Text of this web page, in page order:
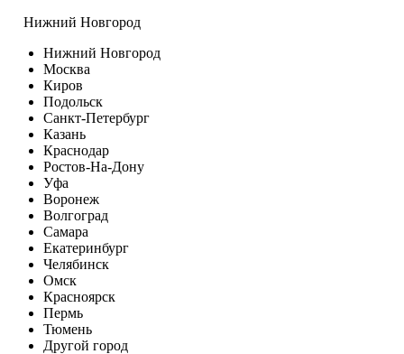
Нижний Новгород
Нижний Новгород
Москва
Киров
Подольск
Санкт-Петербург
Казань
Краснодар
Ростов-На-Дону
Уфа
Воронеж
Волгоград
Самара
Екатеринбург
Челябинск
Омск
Красноярск
Пермь
Тюмень
Другой город